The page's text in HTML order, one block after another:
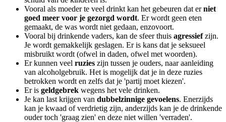
Vooral als moeder te veel drinkt kan het gebeuren dat erniet
goed meer voor je gezorgd wordt. Er wordt geen eten
gemaakt, de was wordt niet gedaan, enzovoort.
Vooral bij drinkende vaders, kan de sfeer thuis agressiefzijn.
Je wordt gemakkelijk geslagen. Er is kans dat je seksueel
misbruikt wordt (ofwel in daden, ofwel met woorden).
Er kunnen veel ruzies zijn tussen je ouders, naar aanleiding
van alcoholgebruik. Het is mogelijk dat je in deze ruzies
betrokken wordt en zelfs dat je 'partij moet kiezen'.
Er is geldgebrek wegens het vele drinken.
Je kan last krijgen van dubbelzinnige gevoelens. Enerzijds
kan je kwaad of verdrietig zijn, anderzijds kan je de drinkende
ouder toch 'graag zien' en deze niet willen 'verraden'.